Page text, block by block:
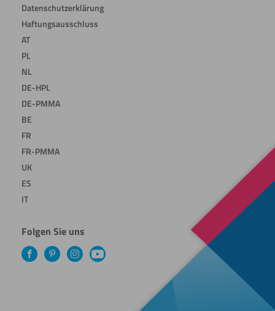
Datenschutzerklärung
Haftungsausschluss
AT
PL
NL
DE-HPL
DE-PMMA
BE
FR
FR-PMMA
UK
ES
IT
Folgen Sie uns
FacebookPinterestInstagramYouTube